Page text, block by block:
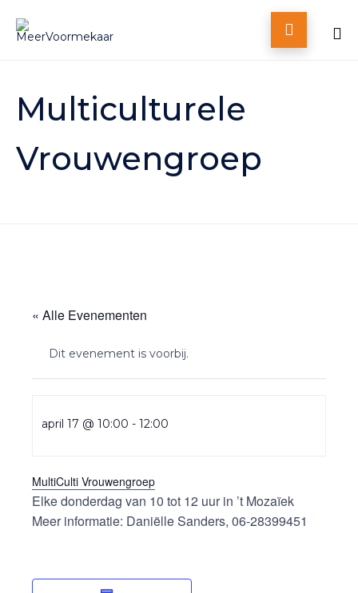

content
Multiculturele
Vrouwengroep
« Alle Evenementen
Dit evenement is voorbij.
april 17 @ 10:00 -12:00
MultiCulti Vrouwengroep
Elke donderdag van 10 tot 12 uur in ’t Mozaïek
Meer informatie: Daniëlle Sanders, 06-28399451